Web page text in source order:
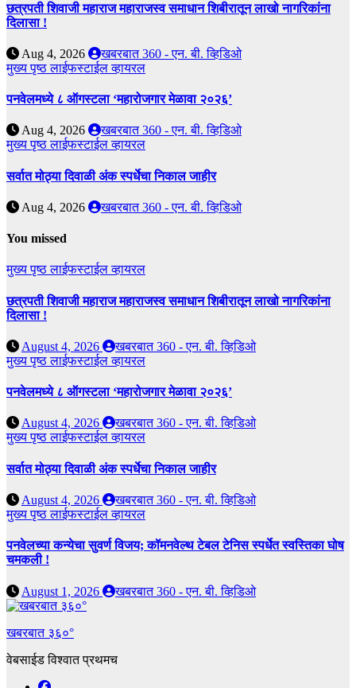
छत्रपती शिवाजी महाराज महाराजस्व समाधान शिबीरातून लाखो नागरिकांना
दिलासा !
Aug 4, 2026
खबरबात 360 - एन. बी. व्हिडिओ
मुख्य पृष्ठलाईफस्टाईलव्हायरल
पनवेलमध्ये ८ ऑगस्टला ‘महारोजगार मेळावा २०२६’
Aug 4, 2026
खबरबात 360 - एन. बी. व्हिडिओ
मुख्य पृष्ठलाईफस्टाईलव्हायरल
सर्वात मोठ्या दिवाळी अंक स्पर्धेचा निकाल जाहीर
Aug 4, 2026 खबरबात 360 - एन. बी. व्हिडिओ
You missed
मुख्य पृष्ठलाईफस्टाईलव्हायरल
छत्रपती शिवाजी महाराज महाराजस्व समाधान शिबीरातून लाखो नागरिकांना
दिलासा !
August 4, 2026
खबरबात 360 - एन. बी. व्हिडिओ
मुख्य पृष्ठलाईफस्टाईलव्हायरल
पनवेलमध्ये ८ ऑगस्टला ‘महारोजगार मेळावा २०२६’
August 4, 2026
खबरबात 360 - एन. बी. व्हिडिओ
मुख्य पृष्ठलाईफस्टाईलव्हायरल
सर्वात मोठ्या दिवाळी अंक स्पर्धेचा निकाल जाहीर
August 4, 2026
खबरबात 360 - एन. बी. व्हिडिओ
मुख्य पृष्ठलाईफस्टाईलव्हायरल
पनवेलच्या कन्येचा सुवर्ण विजय; कॉमनवेल्थ टेबल टेनिस स्पर्धेत स्वस्तिका घोष
चमकली !
August 1, 2026 खबरबात 360 - एन. बी. व्हिडिओ
खबरबात ३६०°
वेबसाईड विश्वात प्रथमच